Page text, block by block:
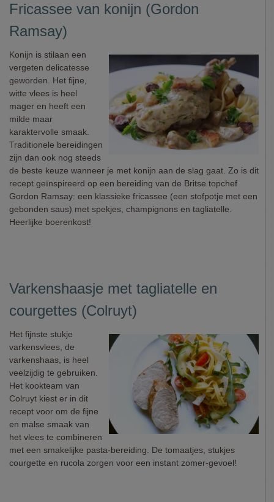
Fricassee van konijn (Gordon
Ramsay)
Konijn is stilaan een
vergeten delicatesse
geworden. Het fijne,
witte vlees is heel
mager en heeft een
milde maar
karaktervolle smaak.
Traditionele bereidingen
zijn dan ook nog steeds
de beste keuze wanneer je met konijn aan de slag gaat. Zo is dit
recept geïnspireerd op een bereiding van de Britse topchef
Gordon Ramsay: een klassieke fricassee (een stofpotje met een
gebonden saus) met spekjes, champignons en tagliatelle.
Heerlijke boerenkost!
Varkenshaasje met tagliatelle en
courgettes (Colruyt)
Het fijnste stukje
varkensvlees, de
varkenshaas, is heel
veelzijdig te gebruiken.
Het kookteam van
Colruyt kiest er in dit
recept voor om de fijne
en malse smaak van
het vlees te combineren
met een smakelijke pasta-bereiding. De tomaatjes, stukjes
courgette en rucola zorgen voor een instant zomer-gevoel!